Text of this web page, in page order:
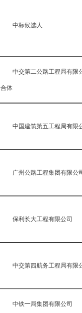
中标候选人
中交第二公路工程局有限
合体
中国建筑第五工程局有限
广州公路工程集团有限公
保利长大工程有限公司
中交第四航务工程局有限
中铁一局集团有限公司